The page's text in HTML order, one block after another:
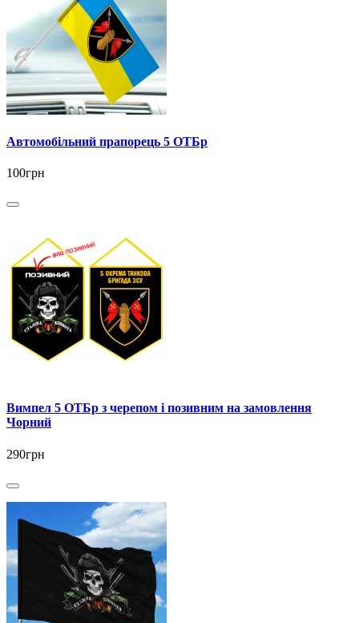
Автомобільний прапорець 5 ОТБр
100грн
Вимпел 5 ОТБр з черепом і позивним на замовлення
Чорний
290грн